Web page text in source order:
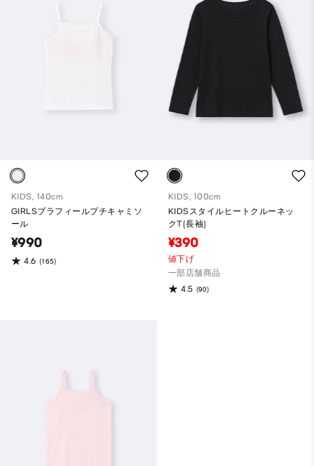
KIDS, 140cm
GIRLSブラフィールプチキャミソ
ール
¥990
4.6 (165)
KIDS, 100cm
KIDSスタイルヒートクルーネッ
クT(長袖)
¥390
値下げ
一部店舗商品
4.5 (90)